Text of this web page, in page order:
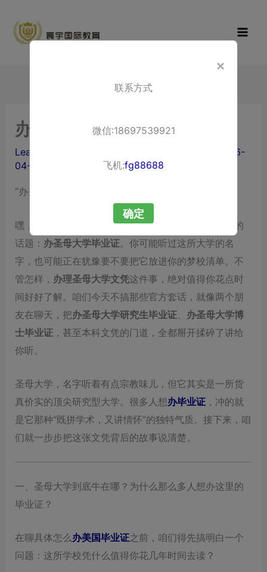
content
育
办圣母大学毕业证
Leave a Comment
2026-
04-19
“办圣母大学毕业证”：从申请到留服认证，一篇讲透
嘿，朋友，今天咱们坐下来，认认真真聊一个特别棒的
话题： 办圣母大学毕业证。你可能听过这所大学的名
字，也可能正在犹豫要不要把它放进你的梦校清单。不
管怎样， 办理圣母大学文凭这件事，绝对值得你花点时
间好好了解。咱们今天不搞那些官方套话，就像两个朋
友在聊天，把办圣母大学研究生毕业证
办圣母大学博
士毕业证 ，甚至本科文凭的门道，全都掰开揉碎了讲给
你听。
圣母大学，名字听着有点宗教味儿，但它其实是一所货
真价实的顶尖研究型大学。很多人想办毕业证 ，冲的就
是它那种“既拼学术，又讲情怀”的独特气质。接下来，咱
们就一步步把这张文凭背后的故事说清楚。
一、圣母大学到底牛在哪？为什么那么多人想办这里的
毕业证？
在聊具体怎么办美国毕业证之前，咱们得先搞明白一个
问题：这所学校凭什么值得你花几年时间去读？
×
联系方式
微信:18697539921
飞机:fg88688
确定